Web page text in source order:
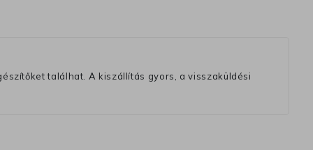
találhat. A kiszállítás gyors, a visszaküldési